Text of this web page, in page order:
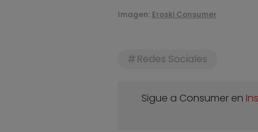
Imagen: Eroski Consumer
Redes Sociales
Sigue a Consumer en